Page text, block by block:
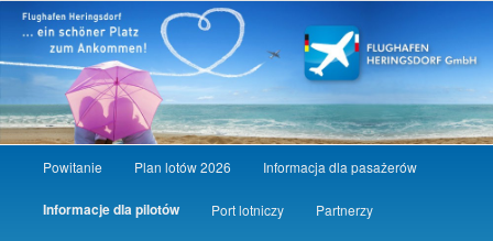
Skip
to
Skip
to
Powitanie Plan lotów 2026 Informacja dla pasażerów
Informacje dla pilotów Port lotniczy Partnerzy